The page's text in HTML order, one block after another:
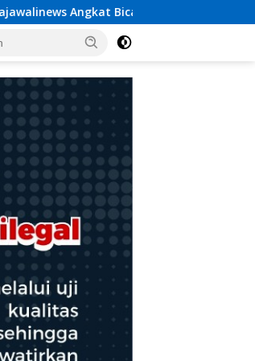
Penggelapan Dana Desa Rp 84 Juta,